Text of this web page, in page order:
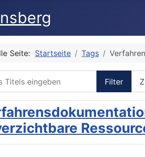
Seite: Startseite Tags
Filter